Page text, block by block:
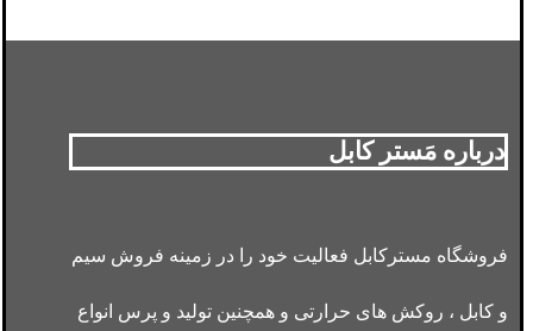
درباره مَستر کابل
فروشگاه مسترکابل فعالیت خود را در زمینه فروش سیم
و کابل ، روکش های حرارتی و همچنین تولید و پرس انواع